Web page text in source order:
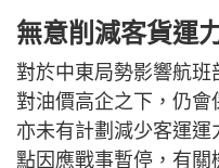
無意削減客貨運
對於中東局勢影響航
對油價高企之下，仍
亦未有計劃減少客運
點因應戰事暫停，有關